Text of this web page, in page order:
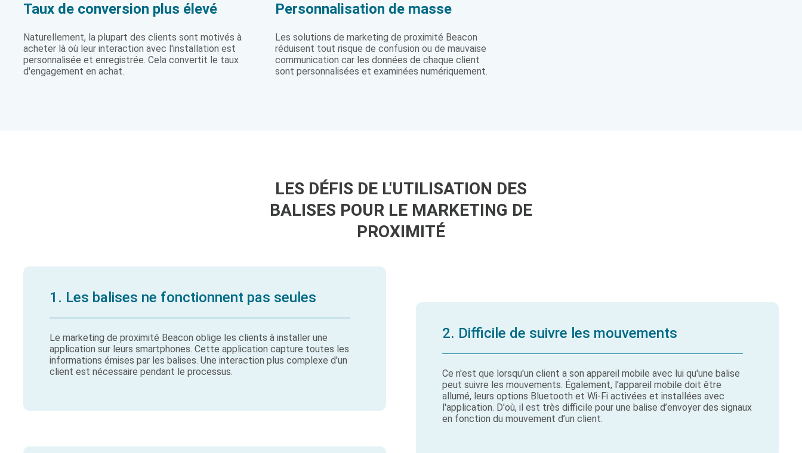
Taux de conversion plus élevé
Naturellement, la plupart des clients sont motivés à
acheter là où leur interaction avec l'installation est
personnalisée et enregistrée. Cela convertit le taux
d'engagement en achat.
Personnalisation de masse
Les solutions de marketing de proximité Beacon
réduisent tout risque de confusion ou de mauvaise
communication car les données de chaque client
sont personnalisées et examinées numériquement.
LES DÉFIS DE L'UTILISATION DES
BALISES POUR LE MARKETING DE
PROXIMITÉ
1. Les balises ne fonctionnent pas seules
Le marketing de proximité Beacon oblige les clients à installer une
application sur leurs smartphones. Cette application capture toutes les
informations émises par les balises. Une interaction plus complexe d'un
client est nécessaire pendant le processus.
2. Difficile de suivre les mouvements
Ce n'est que lorsqu'un client a son appareil mobile avec lui qu'une balise
peut suivre les mouvements. Également, l'appareil mobile doit être
allumé, leurs options Bluetooth et Wi-Fi activées et installées avec
l'application. D'où, il est très difficile pour une balise d’envoyer des signaux
en fonction du mouvement d’un client.